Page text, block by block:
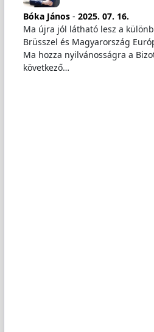
Bóka János- 2025. 07. 16.
Ma újra jól látható lesz a
Brüsszel és Magyarország
Ma hozza nyilvánosságra a
következő…